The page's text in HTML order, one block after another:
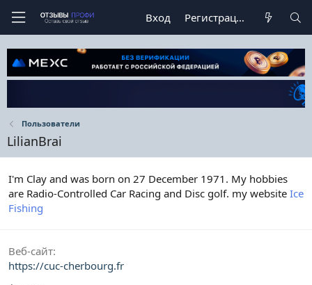
Вход Регистрация
Пользователи
LilianBrai
I'm Clay and was born on 27 December 1971. My hobbies
are Radio-Controlled Car Racing and Disc golf. my website Ice
Fishing
Веб-сайт
https://cuc-cherbourg.fr